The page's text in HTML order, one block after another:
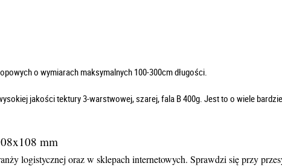
o wymiarach maksymalnych 100-300cm długości.
jakości tektury 3-warstwowej, szarej, fala B 400g. Jest to o wiele
mm
logistycznej oraz w sklepach internetowych. Sprawdzi się przy